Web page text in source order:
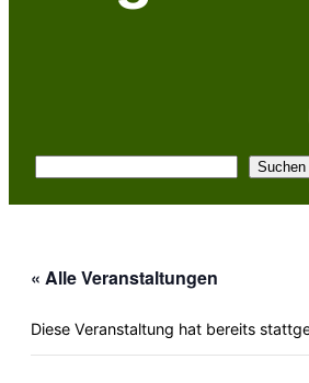
Suchen
« Alle Veranstaltungen
Diese Veranstaltung hat bereits